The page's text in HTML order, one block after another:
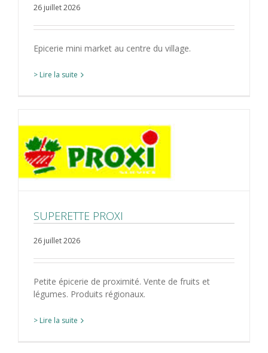
26 juillet 2026
Epicerie mini market au centre du village.
> Lire la suite
SUPERETTE PROXI
26 juillet 2026
Petite épicerie de proximité. Vente de fruits et
légumes. Produits régionaux.
> Lire la suite